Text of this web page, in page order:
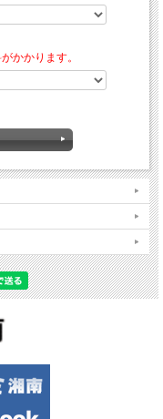
かかります。